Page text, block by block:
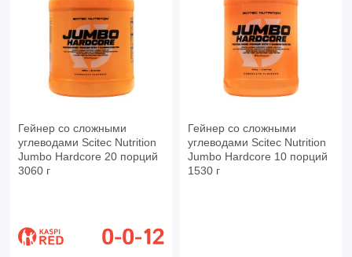
Гейнер со сложными
углеводами Scitec Nutrition
Jumbo Hardcore 20 порций
3060 г
Гейнер со сложными
углеводами Scitec Nutrition
Jumbo Hardcore 10 порций
1530 г